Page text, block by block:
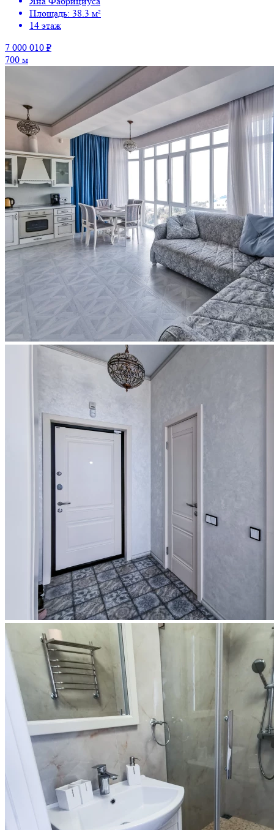
Площадь: 38.3 м²
14 этаж
7 000 010 ₽
700 м